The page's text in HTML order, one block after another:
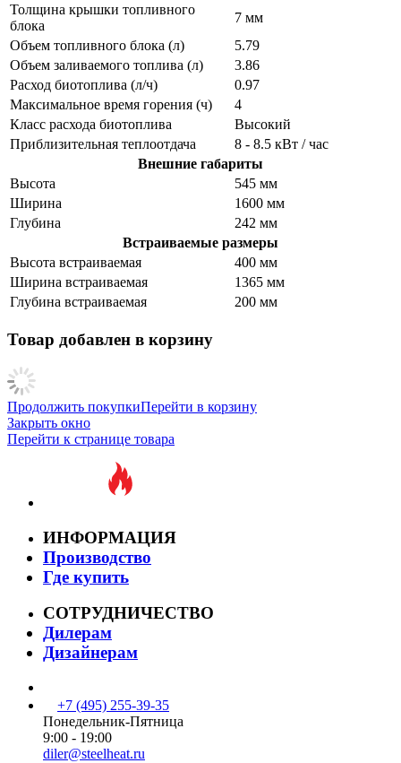
Толщина крышки топливного
блока
7 мм
Объем топливного блока (л)
5.79
Объем заливаемого топлива (л)
3.86
Расход биотоплива (л/ч)
0.97
Максимальное время горения (ч)
4
Класс расхода биотоплива
Высокий
Приблизительная теплоотдача
8 - 8.5 кВт / час
Внешние габариты
Высота
545 мм
Ширина
1600 мм
Глубина
242 мм
Встраиваемые размеры
Высота встраиваемая
400 мм
Ширина встраиваемая
1365 мм
Глубина встраиваемая
200 мм
Товар добавлен в корзину
Продолжить покупкиПерейти в корзину
Закрыть окно
Перейти к странице товара
ИНФОРМАЦИЯ
Производство
Где купить
СОТРУДНИЧЕСТВО
Дилерам
Дизайнерам
+7 (495) 255-39-35
Понедельник-Пятница
9:00 - 19:00
diler@steelheat.ru